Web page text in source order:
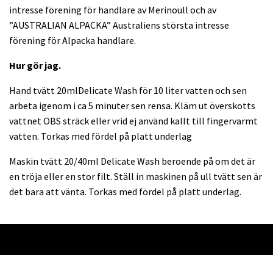
intresse förening för handlare av Merinoull och av
”AUSTRALIAN ALPACKA” Australiens största intresse
förening för Alpacka handlare.
Hur gör jag.
Hand tvätt 20mlDelicate Wash för 10 liter vatten och sen
arbeta igenom i ca 5 minuter sen rensa. Kläm ut överskotts
vattnet OBS sträck eller vrid ej använd kallt till fingervarmt
vatten. Torkas med fördel på platt underlag
Maskin tvätt 20/40ml Delicate Wash beroende på om det är
en tröja eller en stor filt. Ställ in maskinen på ull tvätt sen är
det bara att vänta. Torkas med fördel på platt underlag.